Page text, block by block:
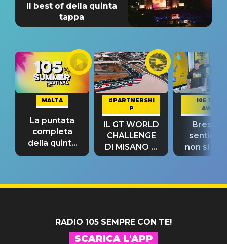
Il best of della quinta
tappa
MALTA
La puntata
completa
della quinta
tappa
#PARTNERSHI
P
IL GT WORLD
CHALLENGE
DI MISANO si
riconferma
105 TAKE
AWAY
Bresh:
non si
fino alla
RADIO 105 SEMPRE CON TE!
SCARICA L'APP